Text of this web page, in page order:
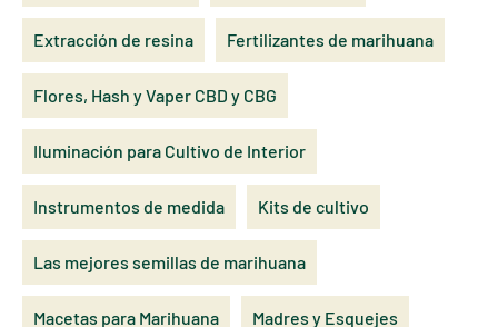
Extracción de resina Fertilizantes de marihuana
Flores, Hash y Vaper CBD y CBG
Iluminación para Cultivo de Interior
Instrumentos de medida Kits de cultivo
Las mejores semillas de marihuana
Macetas para Marihuana Madres y Esquejes